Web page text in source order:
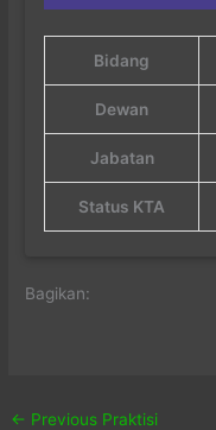
Bidang
Dewan
Jabatan
Status KTA
Bagikan:
← Previous Praktisi